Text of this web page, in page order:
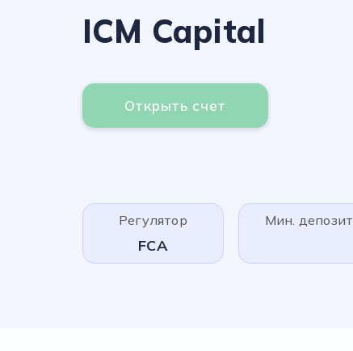
ICM Capital
Открыть счет
Регулятор
FCA
Мин. депозит